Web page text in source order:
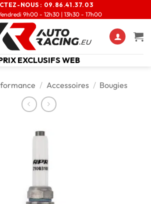
NOUS : 09.86.41.37.03
9h00 - 12h30 | 13h30 - 17h00
EXCLUSIFS WEB
/ Accessoires / Bougies